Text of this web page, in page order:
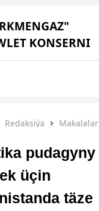
KONSERNI
Redaksiýa Makalalar
pudagyny
üçin
täze